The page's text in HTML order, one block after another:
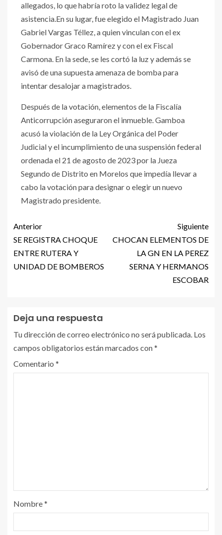
allegados, lo que habría roto la validez legal de
asistencia.En su lugar, fue elegido el Magistrado Juan
Gabriel Vargas Téllez, a quien vinculan con el ex
Gobernador Graco Ramírez y con el ex Fiscal
Carmona. En la sede, se les cortó la luz y además se
avisó de una supuesta amenaza de bomba para
intentar desalojar a magistrados.
Después de la votación, elementos de la Fiscalía
Anticorrupción aseguraron el inmueble. Gamboa
acusó la violación de la Ley Orgánica del Poder
Judicial y el incumplimiento de una suspensión federal
ordenada el 21 de agosto de 2023 por la Jueza
Segundo de Distrito en Morelos que impedía llevar a
cabo la votación para designar o elegir un nuevo
Magistrado presidente.
Anterior
SE REGISTRA CHOQUE
ENTRE RUTERA Y
UNIDAD DE BOMBEROS
Siguiente
CHOCAN ELEMENTOS DE
LA GN EN LA PEREZ
SERNA Y HERMANOS
ESCOBAR
Deja una respuesta
Tu dirección de correo electrónico no será publicada. Los
campos obligatorios están marcados con*
Comentario *
Nombre*